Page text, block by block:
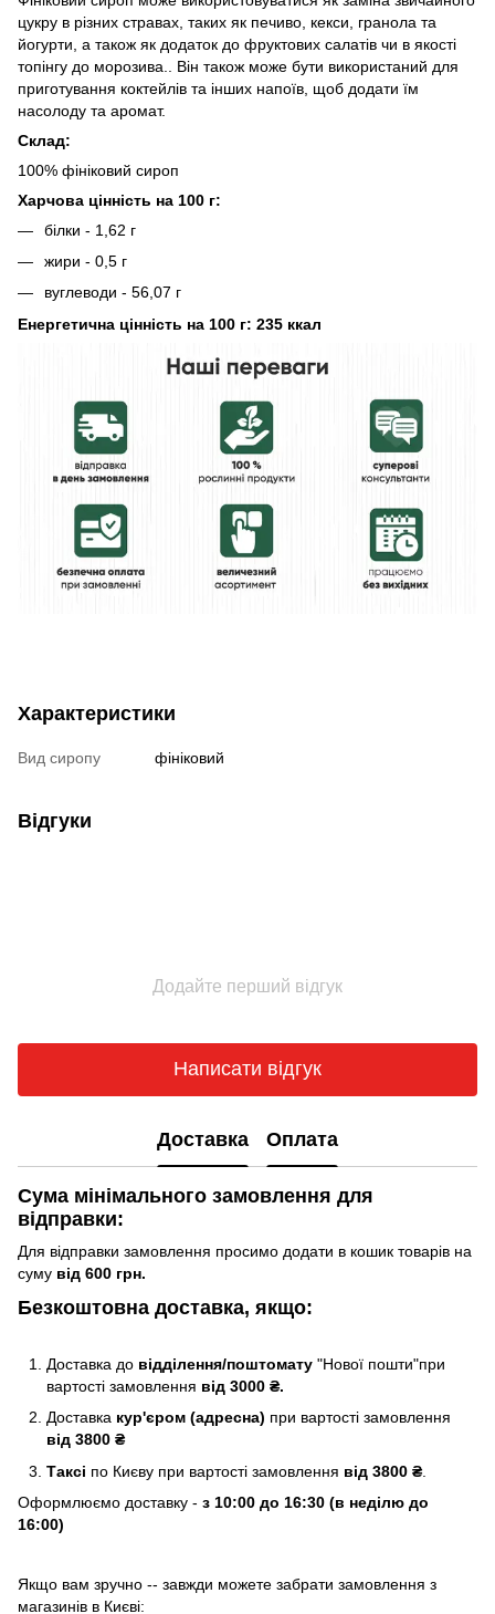
цукру в різних стравах, таких як печиво, кекси, гранола та
йогурти, а також як додаток до фруктових салатів чи в якості
топінгу до морозива.. Він також може бути використаний для
приготування коктейлів та інших напоїв, щоб додати їм
насолоду та аромат.
Склад:
100% фініковий сироп
Харчова цінність на 100 г:
білки - 1,62 г
жири - 0,5 г
вуглеводи - 56,07 г
Енергетична цінність на 100 г: 235 ккал
Характеристики
Вид сиропу фініковий
Відгуки
Додайте перший відгук
Написати відгук
Доставка Оплата
Сума мінімального замовлення для
відправки:
Для відправки замовлення просимо додати в кошик товарів на
суму від 600 грн.
Безкоштовна доставка, якщо:
Доставка до відділення/поштомату "Нової пошти"при
вартості замовлення від 3000 ₴.
Доставка кур'єром (адресна) при вартості замовлення
від 3800 ₴
Таксі по Києву при вартості замовлення від 3800 ₴.
Оформлюємо доставку - з 10:00 до 16:30 (в неділю до
16:00)
Якщо вам зручно -- завжди можете забрати замовлення з
магазинів в Києві: